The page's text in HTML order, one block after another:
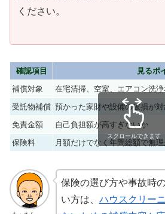
ください。
確認項目
見るポ
補償対象
在宅清掃、空室、エアコン洗
受託物補償 預かった家財や設備の破損が
免責金額
自己負担額が高すぎないか
保険料
月額だけでなく年間総額で無
スクロールできます
保険の選び方や事故時
い方は、 ハウスクリー